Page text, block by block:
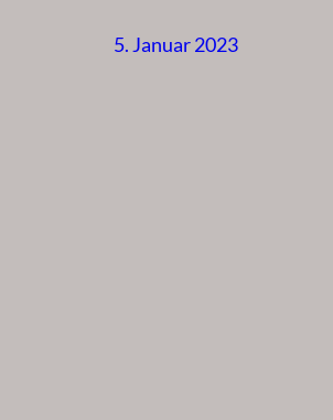
5. Januar 2023